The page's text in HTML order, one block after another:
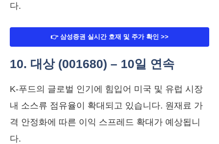
다.
👉 삼성증권 실시간 호재 및 주가 확인 >>
10. 대상 (001680) – 10일 연속
K-푸드의 글로벌 인기에 힘입어 미국 및 유럽 시장
내 소스류 점유율이 확대되고 있습니다. 원재료 가
격 안정화에 따른 이익 스프레드 확대가 예상됩니
다.